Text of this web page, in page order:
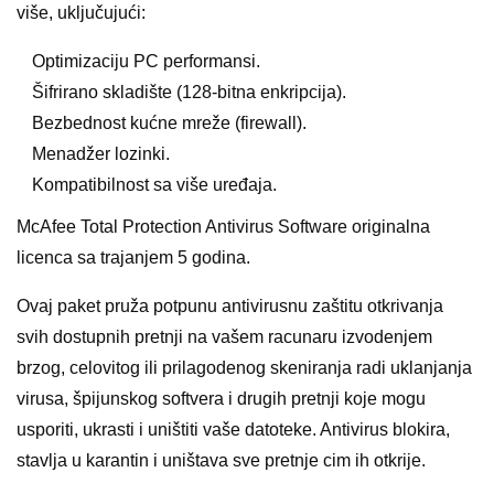
više, uključujući:
Optimizaciju PC performansi.
Šifrirano skladište (128-bitna enkripcija).
Bezbednost kućne mreže (firewall).
Menadžer lozinki.
Kompatibilnost sa više uređaja.
McAfee Total Protection Antivirus Software originalna
licenca sa trajanjem 5 godina.
Ovaj paket pruža potpunu antivirusnu zaštitu otkrivanja
svih dostupnih pretnji na vašem racunaru izvodenjem
brzog, celovitog ili prilagodenog skeniranja radi uklanjanja
virusa, špijunskog softvera i drugih pretnji koje mogu
usporiti, ukrasti i uništiti vaše datoteke. Antivirus blokira,
stavlja u karantin i uništava sve pretnje cim ih otkrije.